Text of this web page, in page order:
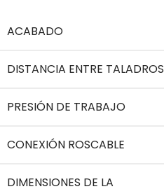
ACABADO
DISTANCIA ENTRE TALADROS
PRESIÓN DE TRABAJO
CONEXIÓN ROSCABLE
DIMENSIONES DE LA